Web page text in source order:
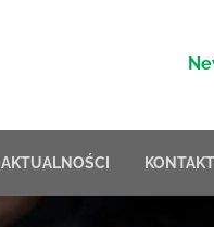
AKTUALNOŚCI KONTAKT